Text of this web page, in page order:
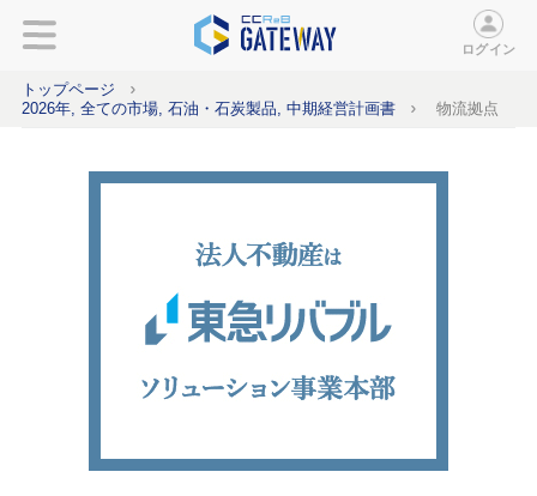
ログイン
トップページ
2026年, 全ての市場, 石油・石炭製品, 中期経営計画書
物流拠点